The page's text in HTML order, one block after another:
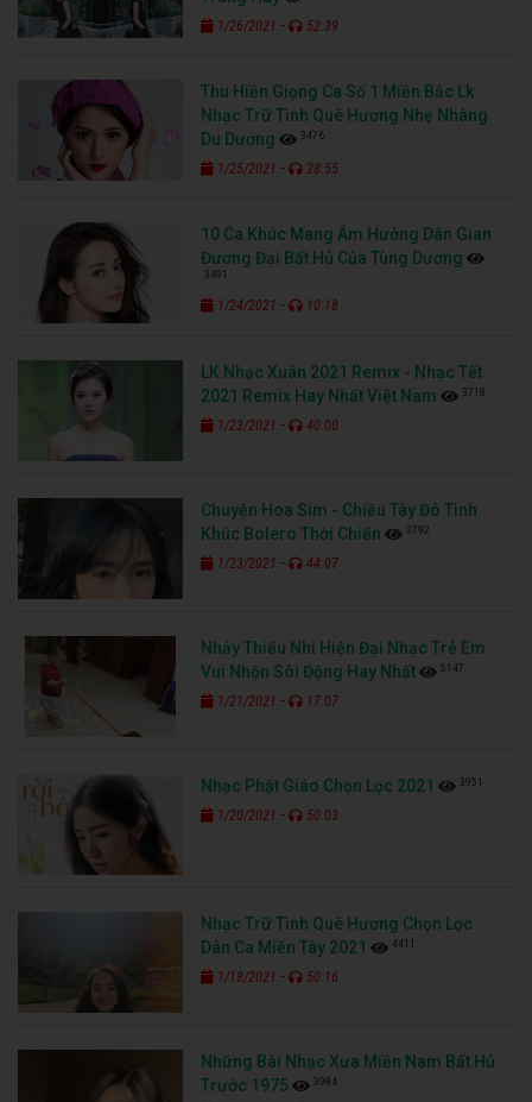
1/26/2021 - 52:39
Thu Hiền Giọng Ca Số 1 Miền Bắc Lk
Nhạc Trữ Tình Quê Hương Nhẹ Nhàng
Du Dương
3476
1/25/2021 - 28:55
10 Ca Khúc Mang Âm Hưởng Dân Gian
Đương Đại Bất Hủ Của Tùng Dương
3491
1/24/2021 - 10:18
LK Nhạc Xuân 2021 Remix - Nhạc Tết
2021 Remix Hay Nhất Việt Nam
3718
1/23/2021 - 40:00
Chuyện Hoa Sim - Chiều Tây Đô Tình
Khúc Bolero Thời Chiến
3792
1/23/2021 - 44:07
Nhảy Thiếu Nhi Hiện Đại Nhạc Trẻ Em
Vui Nhộn Sôi Động Hay Nhất
5147
1/21/2021 - 17:07
Nhạc Phật Giáo Chọn Lọc 2021 3951
1/20/2021 - 50:03
Nhạc Trữ Tình Quê Hương Chọn Lọc
Dân Ca Miền Tây 2021
4411
1/18/2021 - 50:16
Những Bài Nhạc Xưa Miền Nam Bất Hủ
Trước 1975
3984